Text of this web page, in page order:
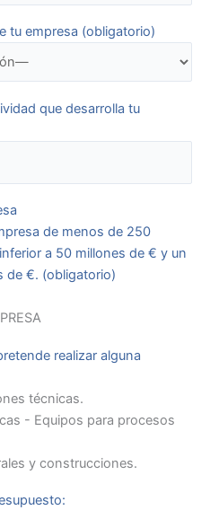
tu empresa (obligatorio)
que desarrolla tu
de menos de 250
a 50 millones de € y un
de €. (obligatorio)
realizar alguna
técnicas.
- Equipos para procesos
y construcciones.